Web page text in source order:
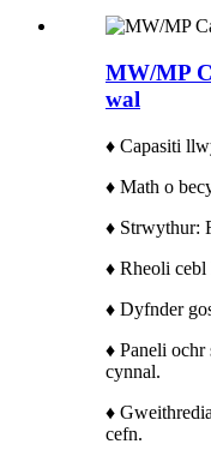
MW/MP
wal
♦ Capasiti
♦ Math o
♦ Strwythur:
♦ Rheoli
♦ Dyfnder
♦ Paneli
cynnal.
♦
cefn.